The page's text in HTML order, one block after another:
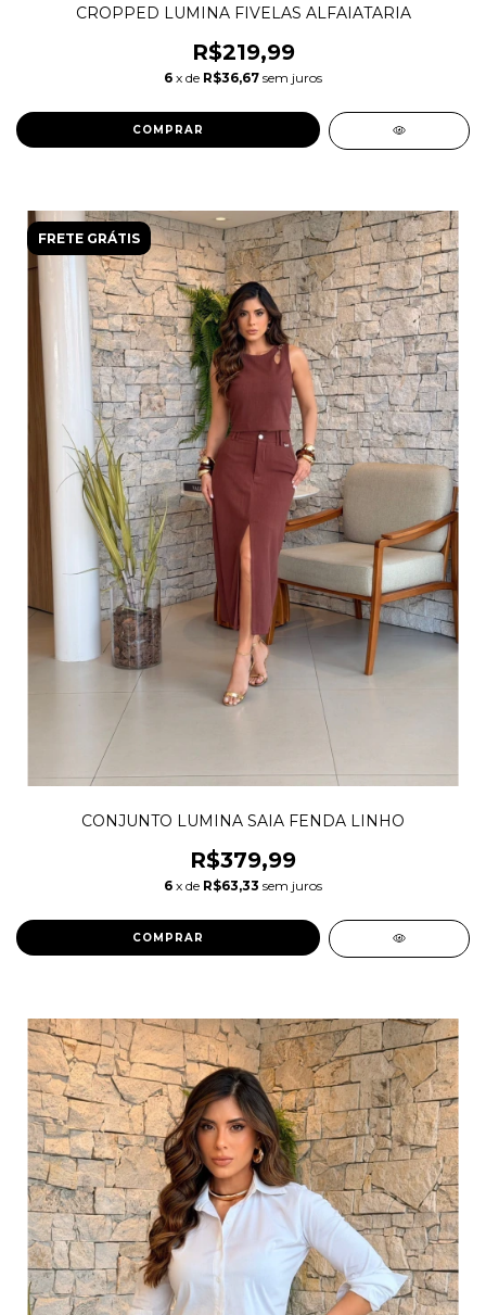
CROPPED LUMINA FIVELAS ALFAIATARIA
R$219,99
6 x de R$36,67 sem juros
COMPRAR
FRETE GRÁTIS
CONJUNTO LUMINA SAIA FENDA LINHO
R$379,99
6 x de R$63,33 sem juros
COMPRAR